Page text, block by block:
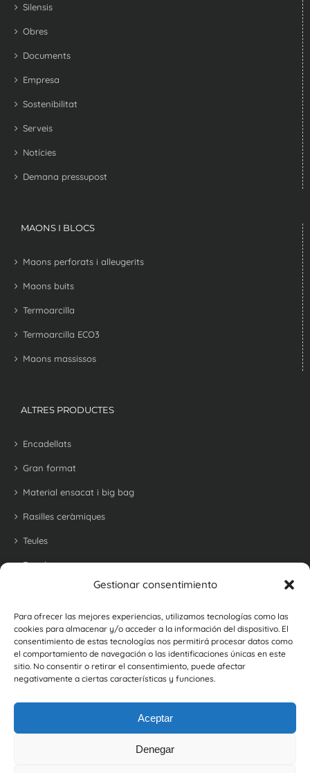
Gestionar consentimiento
Para ofrecer las mejores experiencias, utilizamos tecnologías como las
cookies para almacenar y/o acceder a la información del dispositivo. El
consentimiento de estas tecnologías nos permitirá procesar datos como
el comportamiento de navegación o las identificaciones únicas en este
sitio. No consentir o retirar el consentimiento, puede afectar
negativamente a ciertas características y funciones.
Aceptar
Denegar
Silensis
Obres
Documents
Empresa
Sostenibilitat
Serveis
Notícies
Demana pressupost
MAONS I BLOCS
Maons perforats i alleugerits
Maons buits
Termoarcilla
Termoarcilla ECO3
Maons massissos
ALTRES PRODUCTES
Encadellats
Gran format
Material ensacat i big bag
Rasilles ceràmiques
Teules
Revoltons
Maons refractari per a barbacoes i forns
Maons i rajoles rústiques
Botellers
Política de Privacitat